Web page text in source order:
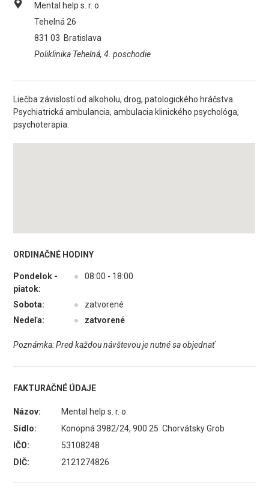
Mental help s. r. o.
Tehelná 26
831 03 Bratislava
Poliklinika Tehelná, 4. poschodie
Liečba závislostí od alkoholu, drog, patologického hráčstva.
Psychiatrická ambulancia, ambulacia klinického psychológa,
psychoterapia.
ORDINAČNÉ HODINY
Pondelok -
piatok:
● 08:00 - 18:00
Sobota: ●
zatvorené
Nedeľa:
● zatvorené
Poznámka: Pred každou návštevou je nutné sa objednať
FAKTURAČNÉ ÚDAJE
Názov:
Mental help s. r. o.
Sídlo:
Konopná 3982/24, 900 25 Chorvátsky Grob
IČO:
53108248
DIČ:
2121274826